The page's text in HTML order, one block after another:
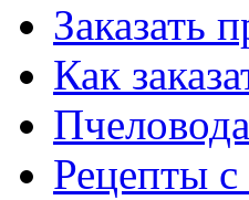
Заказать
Как
Рецепты